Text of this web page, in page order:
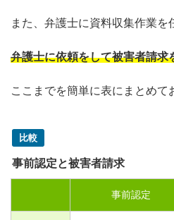
また、弁護士に資料収集作業を
弁護士に依頼をして被害者請求
ここまでを簡単に表にまとめて
比較
事前認定と被害者請求
事前認定